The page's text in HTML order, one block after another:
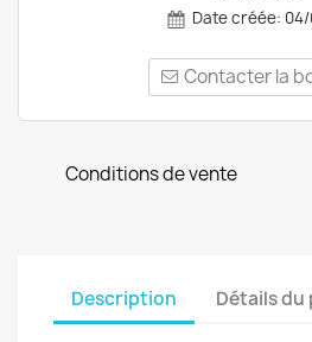
Date créée: 04/
Contacter la
Conditions de vente
Description Détails